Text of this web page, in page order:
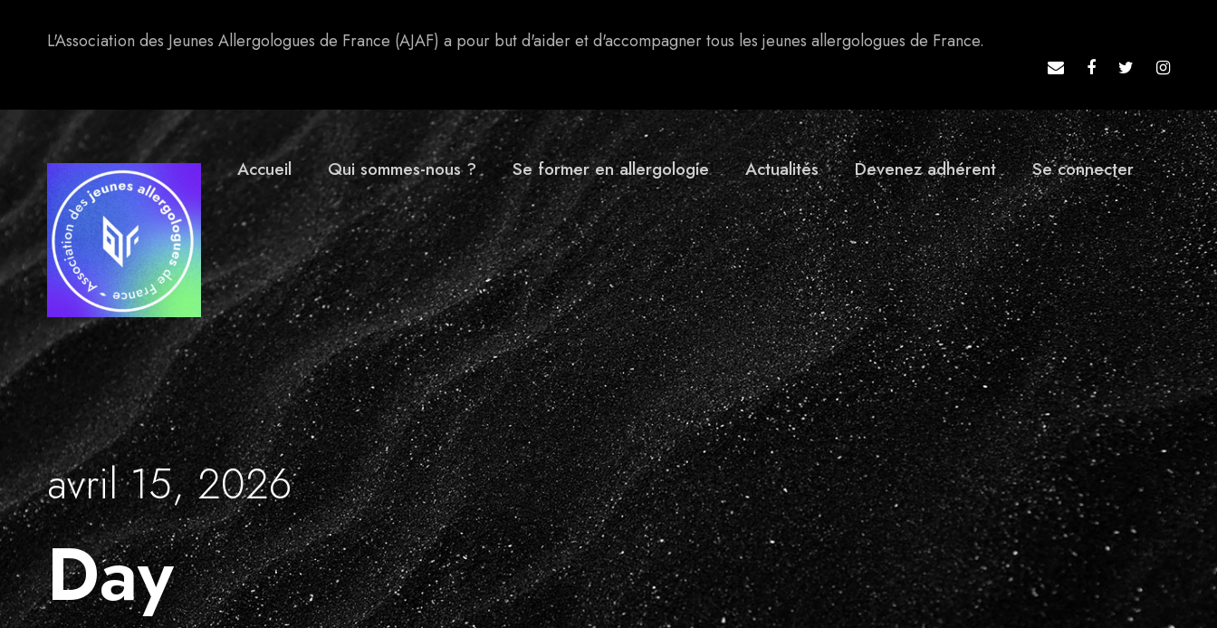
L'Association des Jeunes Allergologues de France (AJAF) a pour but d'aider et d'accompagner tous les jeunes allergologues de France.
Accueil Qui sommes-nous ? Se former en allergologie Actualités Devenez adhérent Se connecter
avril 15, 2026
Day